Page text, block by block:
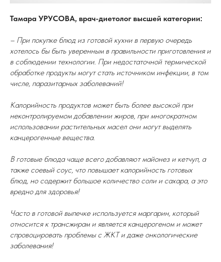
Тамара УРУСОВА, врач-диетолог высшей категории:
– При покупке блюд из готовой кухни в первую очередь
хотелось бы быть уверенным в правильности приготовления и
в соблюдении технологии. При недостаточной термической
обработке продукты могут стать источником инфекции, в том
числе, паразитарных заболеваний!
Калорийность продуктов может быть более высокой при
неконтролируемом добавлении жиров, при многократном
использовании растительных масел они могут выделять
канцерогенные вещества.
В готовые блюда чаще всего добавляют майонез и кетчуп, а
также соевый соус, что повышает калорийность готовых
блюд, но содержит большое количество соли и сахара, а это
вредно для здоровья!
Часто в готовой выпечке используется маргарин, который
относится к трансжирам и является канцерогеном и может
спровоцировать проблемы с ЖКТ и даже онкологические
заболевания!